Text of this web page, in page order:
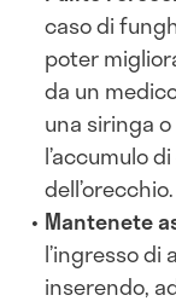
caso di
poter
da un
una siringa
l’accumulo
dell’orecchio.
Mantenete
l’ingresso di
inserendo,